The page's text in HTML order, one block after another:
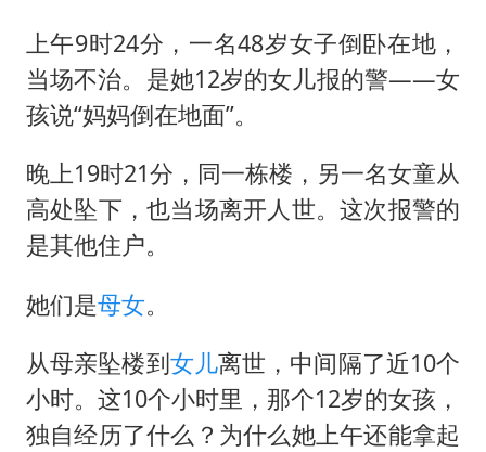
上午9时24分，一名48岁女子倒卧在地，
当场不治。是她12岁的女儿报的警——女
孩说“妈妈倒在地面”。
晚上19时21分，同一栋楼，另一名女童从
高处坠下，也当场离开人世。这次报警的
是其他住户。
她们是母女。
从母亲坠楼到女儿离世，中间隔了近10个
小时。这10个小时里，那个12岁的女孩，
独自经历了什么？为什么她上午还能拿起